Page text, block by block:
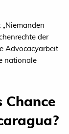
der
Advocacyarbeit
nationale
Chance